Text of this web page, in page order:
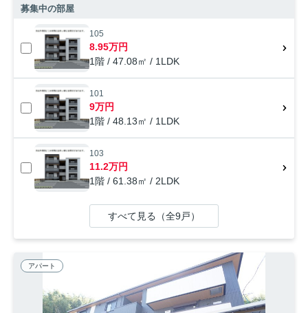
募集中の部屋
105
8.95万円
1階 / 47.08㎡ / 1LDK
101
9万円
1階 / 48.13㎡ / 1LDK
103
11.2万円
1階 / 61.38㎡ / 2LDK
すべて見る（全9戸）
アパート